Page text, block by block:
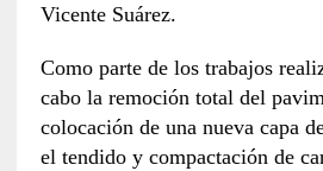
Vicente Suárez.
Como parte de los trabajos
cabo la remoción total del
colocación de una nueva capa
el tendido y compactación de